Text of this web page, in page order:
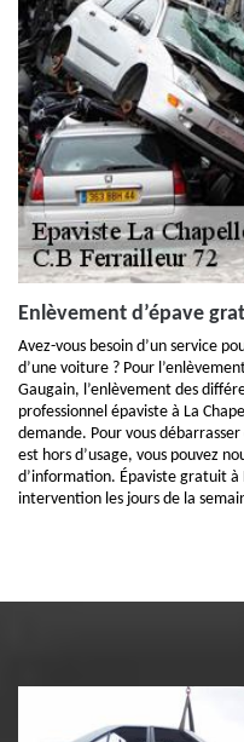
Enlèvement d’épave
Avez-vous besoin d’un service
d’une voiture ? Pour
Gaugain, l’enlèvement des
professionnel épaviste à La
demande. Pour vous
est hors d’usage, vous pouvez
d’information. Épaviste gratuit à
intervention les jours de la